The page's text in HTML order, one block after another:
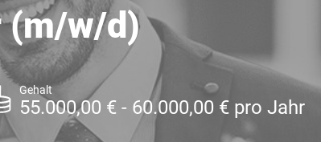
(m/w/d)
Gehalt
55.000,00 € - 60.000,00 € pro Jahr